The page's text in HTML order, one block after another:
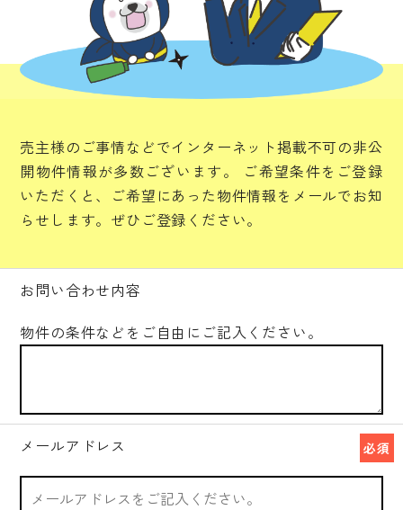
売主様のご事情などでインターネット掲載不可の非公
開物件情報が多数ございます。
ご希望条件をご登録
いただくと、ご希望にあった物件情報をメールでお知
らせします。ぜひご登録ください。
お問い合わせ内容
物件の条件などをご自由にご記入ください。
メールアドレス 必須